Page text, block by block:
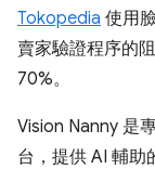
Tokopedia 使用
賣家驗證程序的
70%。
Vision Nanny 是
台，提供 AI 輔助